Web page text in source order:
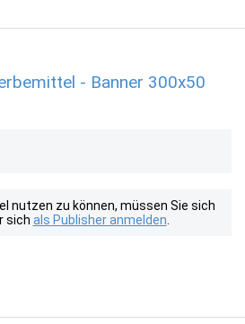
- Banner 300x50
nutzen zu können, müssen Sie sich
sich als Publisher anmelden